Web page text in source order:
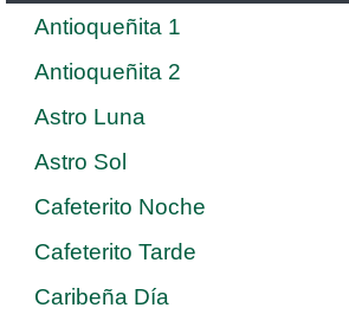
Antioqueñita 1
Antioqueñita 2
Astro Luna
Astro Sol
Cafeterito Noche
Cafeterito Tarde
Caribeña Día